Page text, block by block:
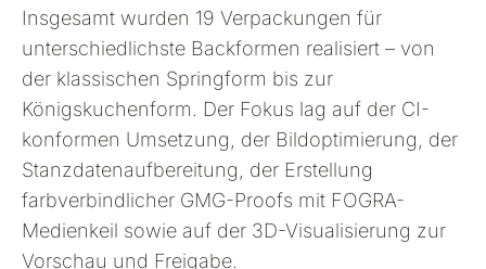
Insgesamt wurden 19 Verpackungen für
unterschiedlichste Backformen realisiert – von
der klassischen Springform bis zur
Königskuchenform. Der Fokus lag auf der CI-
konformen Umsetzung, der Bildoptimierung, der
Stanzdatenaufbereitung, der Erstellung
farbverbindlicher GMG-Proofs mit FOGRA-
Medienkeil sowie auf der 3D-Visualisierung zur
Vorschau und Freigabe.